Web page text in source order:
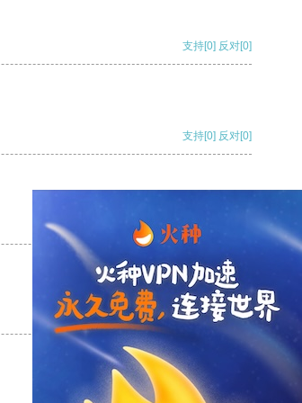
支持[0] 反对[0]
支持[0] 反对[0]
支持
支持[0] 反对[0]